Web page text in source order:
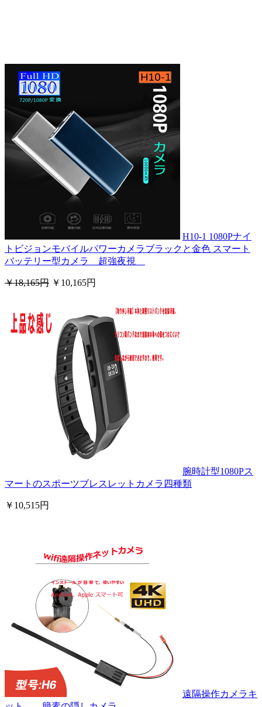
H10-1 1080Pナイ
トビジョンモバイルパワーカメラブラックと金色 スマート
バッテリー型カメラ 超強夜視
￥18,165円 ￥10,165円
腕時計型1080Pス
マートのスポーツブレスレットカメラ四種類
￥10,515円
遠隔操作カメラキ